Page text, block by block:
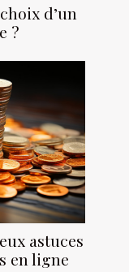
d’un
?
astuces
en ligne